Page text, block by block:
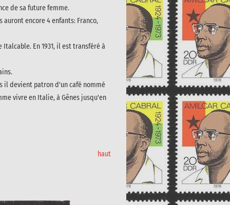
de sa future femme.
encore 4 enfants: Franco,
En 1931, il est transféré à
il devient patron d'un café nommé
vivre en Italie, à Gênes jusqu'en
haut